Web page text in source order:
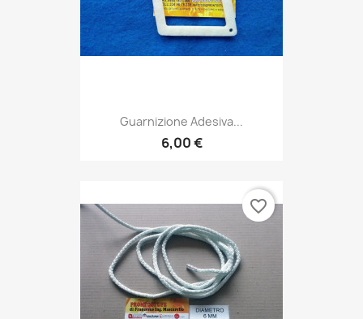
Guarnizione Adesiva...
6,00 €
favorite_border